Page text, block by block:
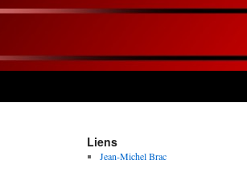
Liens
Jean-Michel Brac